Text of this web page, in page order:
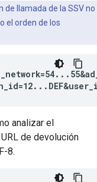
de llamada de la SSV no
el orden de los
analizar el
de devolución
8.